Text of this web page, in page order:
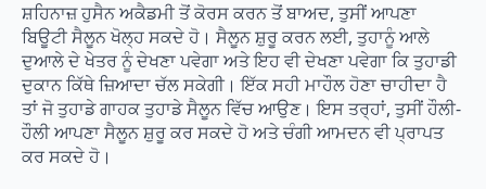
ਸ਼ਹਿਨਾਜ਼ ਹੁਸੈਨ ਅਕੈਡਮੀ ਤੋਂ ਕੋਰਸ ਕਰਨ ਤੋਂ ਬਾਅਦ, ਤੁਸੀਂ ਆਪਣਾ
ਬਿਊਟੀ ਸੈਲੂਨ ਖੋਲ੍ਹ ਸਕਦੇ ਹੋ। ਸੈਲੂਨ ਸ਼ੁਰੂ ਕਰਨ ਲਈ, ਤੁਹਾਨੂੰ ਆਲੇ
ਦੁਆਲੇ ਦੇ ਖੇਤਰ ਨੂੰ ਦੇਖਣਾ ਪਵੇਗਾ ਅਤੇ ਇਹ ਵੀ ਦੇਖਣਾ ਪਵੇਗਾ ਕਿ ਤੁਹਾਡੀ
ਦੁਕਾਨ ਕਿੱਥੇ ਜ਼ਿਆਦਾ ਚੱਲ ਸਕੇਗੀ। ਇੱਕ ਸਹੀ ਮਾਹੌਲ ਹੋਣਾ ਚਾਹੀਦਾ ਹੈ
ਤਾਂ ਜੋ ਤੁਹਾਡੇ ਗਾਹਕ ਤੁਹਾਡੇ ਸੈਲੂਨ ਵਿੱਚ ਆਉਣ। ਇਸ ਤਰ੍ਹਾਂ, ਤੁਸੀਂ ਹੌਲੀ-
ਹੌਲੀ ਆਪਣਾ ਸੈਲੂਨ ਸ਼ੁਰੂ ਕਰ ਸਕਦੇ ਹੋ ਅਤੇ ਚੰਗੀ ਆਮਦਨ ਵੀ ਪ੍ਰਾਪਤ
ਕਰ ਸਕਦੇ ਹੋ।